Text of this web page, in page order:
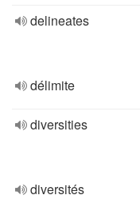
delineates
délimite
diversities
diversités